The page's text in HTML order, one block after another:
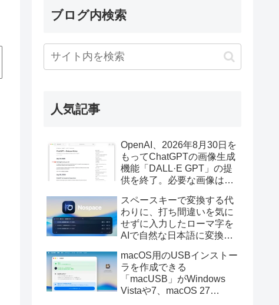
ブログ内検索
人気記事
OpenAI、2026年8月30日を
もってChatGPTの画像生成
機能「DALL·E GPT」の提
供を終了。必要な画像は期
スペースキーで変換する代
わりに、打ち間違いを気に
せずに入力したローマ字を
AIで自然な日本語に変換し
力アプリ「Nospace」がリ
リース。
macOS用のUSBインストー
ラを作成できる
「macUSB」がWindows
Vistaや7、macOS 27